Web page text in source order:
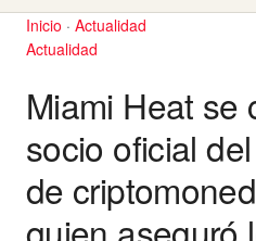
Inicio · Actualidad
Actualidad
Miami Heat se
socio oficial
de